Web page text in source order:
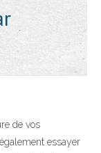
de vos
essayer